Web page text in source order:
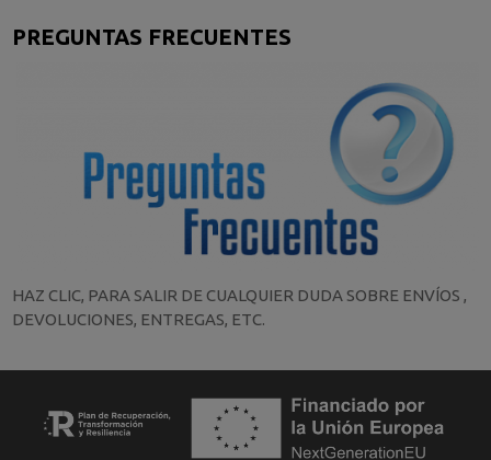
PREGUNTAS FRECUENTES
HAZ CLIC, PARA SALIR DE CUALQUIER DUDA SOBRE ENVÍOS ,
DEVOLUCIONES, ENTREGAS, ETC.